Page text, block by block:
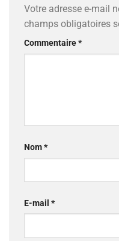
Votre adresse e-mail
champs obligatoires
Commentaire*
Nom*
E-mail *